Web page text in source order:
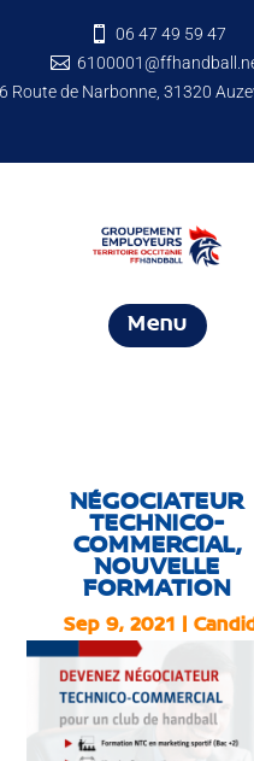

06 47 49 59 47

Route de Narbonne, 31320
Menu
NÉGOCIATEUR
TECHNICO-
COMMERCIAL,
NOUVELLE
FORMATION
Sep 9, 2021 |